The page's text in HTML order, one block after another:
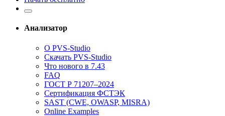
Анализатор
О PVS-Studio
Скачать PVS-Studio
Что нового в 7.43
FAQ
ГОСТ Р 71207–2024
Сертификация ФСТЭК
SAST (CWE, OWASP, MISRA)
Online Examples